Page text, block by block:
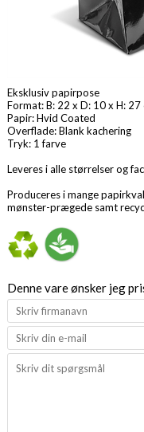
Eksklusiv papirpose
Format: B: 22 x D: 10 x H: 27
Papir: Hvid Coated
Overflade: Blank kachering
Tryk: 1 farve
Leveres i alle størrelser og
Produceres i mange
mønster-prægede samt
Denne vare ønsker jeg